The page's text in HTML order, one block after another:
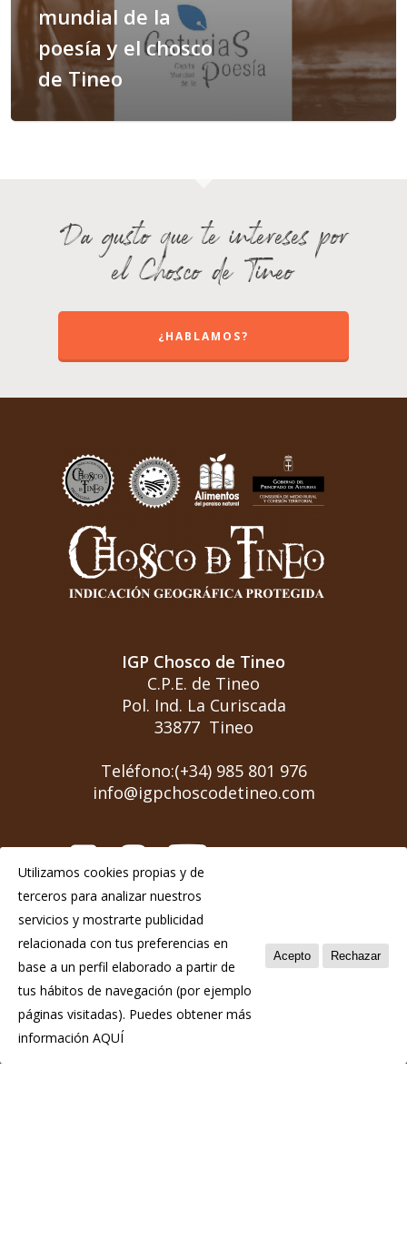
mundial de la
poesía y el chosco
de Tineo
Da gusto que te intereses por
el Chosco de Tineo
¿HABLAMOS?
IGP Chosco de Tineo
C.P.E. de Tineo
Pol. Ind. La Curiscada
33877 Tineo
Teléfono:(+34) 985 801 976
info@igpchoscodetineo.com
Aviso Legal
Política de privacidad
Política de cookies
Utilizamos cookies propias y de
terceros para analizar nuestros
servicios y mostrarte publicidad
relacionada con tus preferencias en
base a un perfil elaborado a partir de
tus hábitos de navegación (por ejemplo
páginas visitadas). Puedes obtener más
información AQUÍ
Acepto Rechazar